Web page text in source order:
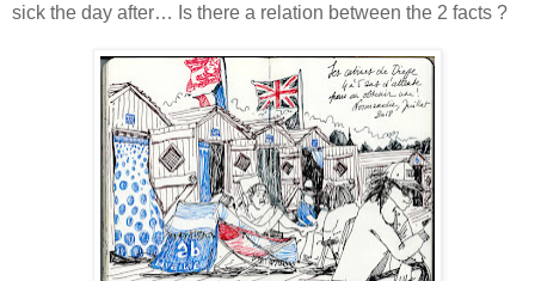
sick the day after… Is there a relation between the 2 facts ?